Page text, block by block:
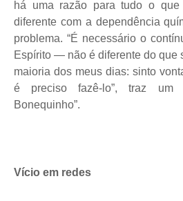
há uma razão para tudo o
diferente com a dependência
problema. “É necessário o
Espírito — não é diferente do que
maioria dos meus dias: sinto
é preciso fazê-lo”, traz um
Bonequinho”.
Vício em redes